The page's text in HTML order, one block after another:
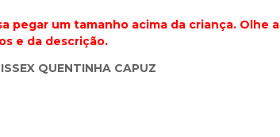
pegar um tamanho acima da criança. Olhe a
e da descrição.
QUENTINHA CAPUZ